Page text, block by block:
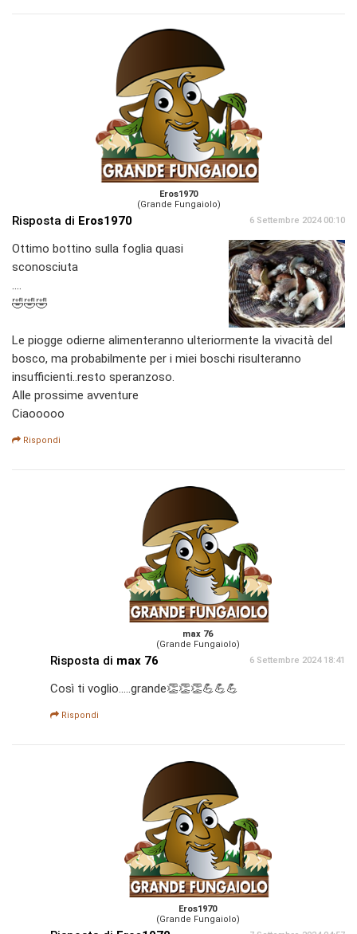
Eros1970
(Grande Fungaiolo)
Risposta di Eros1970 6 Settembre 2024 00:10
Ottimo bottino sulla foglia quasi
sconosciuta
....
🤣🤣🤣
Le piogge odierne alimenteranno ulteriormente la vivacità del
bosco, ma probabilmente per i miei boschi risulteranno
insufficienti..resto speranzoso.
Alle prossime avventure
Ciaooooo
Rispondi
max 76
(Grande Fungaiolo)
Risposta di max 76 6 Settembre 2024 18:41
Così ti voglio.....grande👏👏👏💪💪💪
Rispondi
Eros1970
(Grande Fungaiolo)